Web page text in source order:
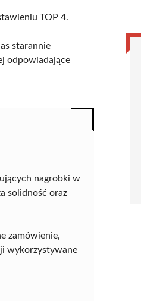
TOP 4.
starannie
odpowiadające
nagrobki w
solidność oraz
zamówienie,
wykorzystywane